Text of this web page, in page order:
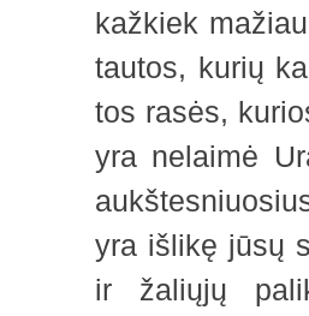
kažkiek
tautos, kurių
tos rasės,
yra nelaimė
yra išlikę jūsų
ir žaliųjų